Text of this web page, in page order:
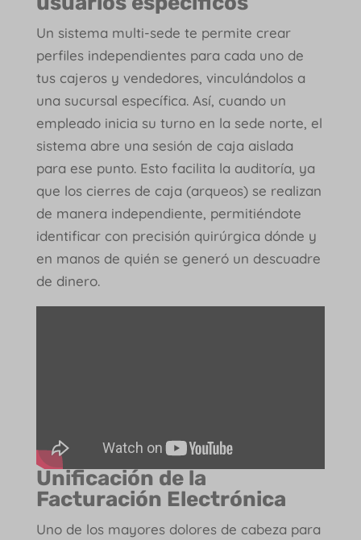
Un sistema multi-sede te permite crear
perfiles independientes para cada uno de
tus cajeros y vendedores, vinculándolos a
una sucursal específica. Así, cuando un
empleado inicia su turno en la sede norte, el
sistema abre una sesión de caja aislada
para ese punto. Esto facilita la auditoría, ya
que los cierres de caja (arqueos) se realizan
de manera independiente, permitiéndote
identificar con precisión quirúrgica dónde y
en manos de quién se generó un descuadre
de dinero.
Unificación de la
Facturación Electrónica
Uno de los mayores dolores de cabeza para